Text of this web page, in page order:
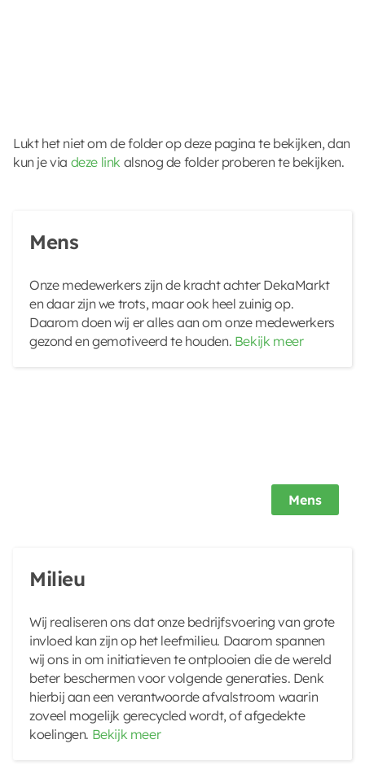
Lukt het niet om de folder op deze pagina te bekijken, dan
kun je via deze link alsnog de folder proberen te bekijken.
Mens
Onze medewerkers zijn de kracht achter DekaMarkt
en daar zijn we trots, maar ook heel zuinig op.
Daarom doen wij er alles aan om onze medewerkers
gezond en gemotiveerd te houden. Bekijk meer
Mens
Milieu
Wij realiseren ons dat onze bedrijfsvoering van grote
invloed kan zijn op het leefmilieu. Daarom spannen
wij ons in om initiatieven te ontplooien die de wereld
beter beschermen voor volgende generaties. Denk
hierbij aan een verantwoorde afvalstroom waarin
zoveel mogelijk gerecycled wordt, of afgedekte
koelingen. Bekijk meer